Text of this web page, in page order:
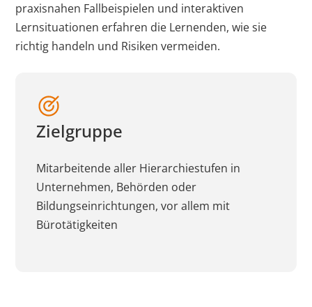
praxisnahen Fallbeispielen und interaktiven
Lernsituationen erfahren die Lernenden, wie sie
richtig handeln und Risiken vermeiden.
Zielgruppe
Mitarbeitende aller Hierarchiestufen in
Unternehmen, Behörden oder
Bildungseinrichtungen, vor allem mit
Bürotätigkeiten